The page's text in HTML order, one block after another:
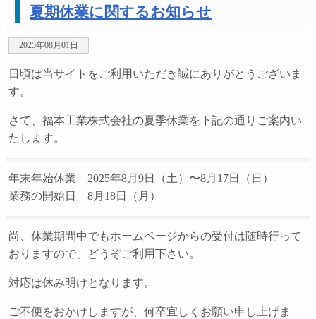
夏期休業に関するお知らせ
2025年08月01日
日頃は当サイトをご利用いただき誠にありがとうございま
す。
さて、福本工業株式会社の夏季休業を下記の通りご案内い
たします。
年末年始休業 2025年8月9日（土）〜8月17日（日）
業務の開始日 8月18日（月）
尚、休業期間中でもホームページからの受付は随時行って
おりますので、どうぞご利用下さい。
対応は休み明けとなります。
ご不便をおかけしますが、何卒宜しくお願い申し上げま